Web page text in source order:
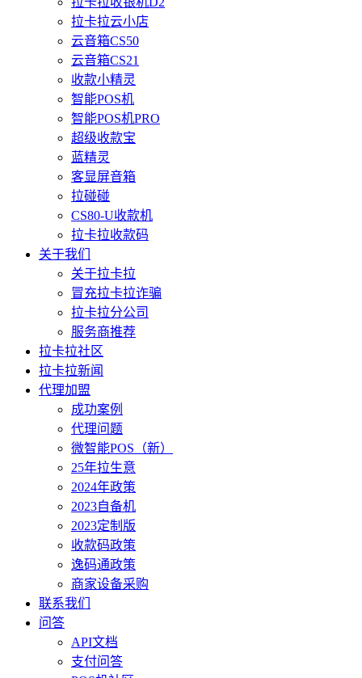
拉卡拉云小店
云音箱CS50
云音箱CS21
收款小精灵
智能POS机
智能POS机PRO
超级收款宝
蓝精灵
客显屏音箱
拉碰碰
CS80-U收款机
拉卡拉收款码
关于我们
关于拉卡拉
冒充拉卡拉诈骗
拉卡拉分公司
服务商推荐
拉卡拉社区
拉卡拉新闻
代理加盟
成功案例
代理问题
微智能POS（新）
25年拉生意
2024年政策
2023自备机
2023定制版
收款码政策
逸码通政策
商家设备采购
联系我们
问答
API文档
支付问答